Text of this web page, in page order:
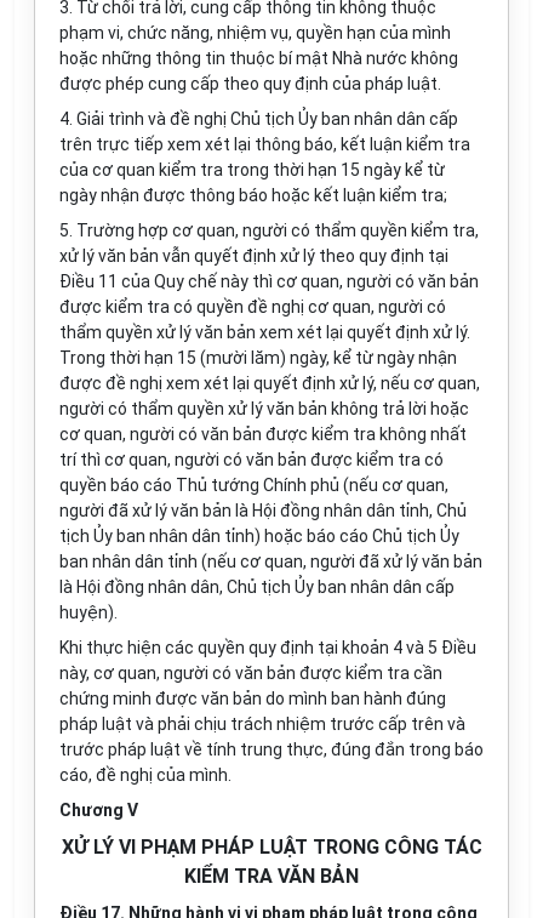
3. Từ chối trả lời, cung cấp thông tin không thuộc
phạm vi, chức năng, nhiệm vụ, quyền hạn của mình
hoặc những thông tin thuộc bí mật Nhà nước không
được phép cung cấp theo quy định của pháp luật.
4. Giải trình và đề nghị Chủ tịch Ủy ban nhân dân cấp
trên trực tiếp xem xét lại thông báo, kết luận kiểm tra
của cơ quan kiểm tra trong thời hạn 15 ngày kể từ
ngày nhận được thông báo hoặc kết luận kiểm tra;
5. Trường hợp cơ quan, người có thẩm quyền kiểm tra,
xử lý văn bản vẫn quyết định xử lý theo quy định tại
Điều 11 của Quy chế này thì cơ quan, người có văn bản
được kiểm tra có quyền đề nghị cơ quan, người có
thẩm quyền xử lý văn bản xem xét lại quyết định xử lý.
Trong thời hạn 15 (mười lăm) ngày, kể từ ngày nhận
được đề nghị xem xét lại quyết định xử lý, nếu cơ quan,
người có thẩm quyền xử lý văn bản không trả lời hoặc
cơ quan, người có văn bản được kiểm tra không nhất
trí thì cơ quan, người có văn bản được kiểm tra có
quyền báo cáo Thủ tướng Chính phủ (nếu cơ quan,
người đã xử lý văn bản là Hội đồng nhân dân tỉnh, Chủ
tịch Ủy ban nhân dân tỉnh) hoặc báo cáo Chủ tịch Ủy
ban nhân dân tỉnh (nếu cơ quan, người đã xử lý văn bản
là Hội đồng nhân dân, Chủ tịch Ủy ban nhân dân cấp
huyện).
Khi thực hiện các quyền quy định tại khoản 4 và 5 Điều
này, cơ quan, người có văn bản được kiểm tra cần
chứng minh được văn bản do mình ban hành đúng
pháp luật và phải chịu trách nhiệm trước cấp trên và
trước pháp luật về tính trung thực, đúng đắn trong báo
cáo, đề nghị của mình.
Chương V
XỬ LÝ VI PHẠM PHÁP LUẬT TRONG CÔNG TÁC
KIỂM TRA VĂN BẢN
Điều 17. Những hành vi vi phạm pháp luật trong công